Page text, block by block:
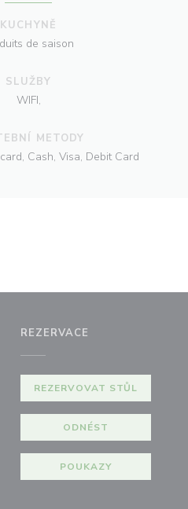
KUCHYNĚ
de saison
SLUŽBY
WIFI,
METODY
Cash, Visa, Debit Card
se v novém okně))
REZERVACE
REZERVOVAT STŮL
ODNÉST
POUKAZY